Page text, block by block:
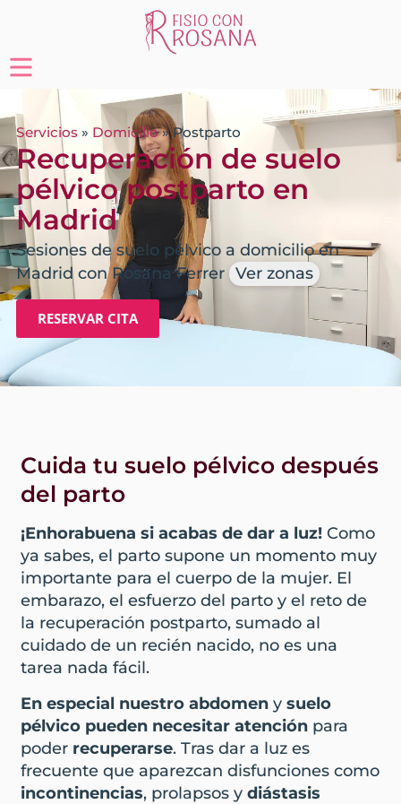
Servicios » Domicilio»Postparto
Recuperación de suelo
pélvico postparto en
Madrid
Sesiones de suelo pélvico a domicilio en
Madrid con Rosana Ferrer Ver zonas
RESERVAR CITA
Cuida tu suelo pélvico después
del parto
¡Enhorabuena si acabas de dar a luz!Como
ya sabes, el parto supone un momento muy
importante para el cuerpo de la mujer. El
embarazo, el esfuerzo del parto y el reto de
la recuperación postparto, sumado al
cuidado de un recién nacido, no es una
tarea nada fácil.
En especial nuestro abdomeny suelo
pélvico pueden necesitar atenciónpara
poder recuperarse. Tras dar a luz es
frecuente que aparezcan disfunciones como
incontinencias, prolapsos y diástasis